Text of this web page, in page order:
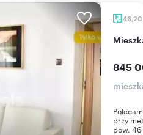
46,20
845
przy
pow.